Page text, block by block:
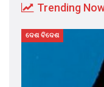
Trending
ଦେଶ ବିଦେଶ